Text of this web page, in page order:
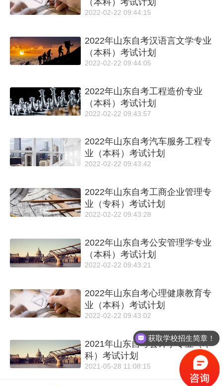
2022-02-22 09:44:15
2022年山东自考汉语言文学专业
（本科）考试计划
2022-02-22 09:44:05
2022年山东自考工程造价专业
（本科）考试计划
2022-02-22 09:43:57
2022年山东自考汽车服务工程专
业（本科）考试计划
2022-02-22 09:43:42
2022年山东自考工商企业管理专
业（专科）考试计划
2022-02-22 09:43:28
2022年山东自考公安管理学专业
（本科）考试计划
2022-02-22 09:43:21
2022年山东自考心理健康教育专
业（本科）考试计划
2022-02-22 09:43:02
2021年山东自考会计学专业（本
科）考试计划
2021-05-28 11:08:15
获取学校招生简章！